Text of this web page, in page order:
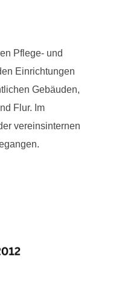
Pflege- und
Einrichtungen
Gebäuden,
Flur. Im
vereinsinternen